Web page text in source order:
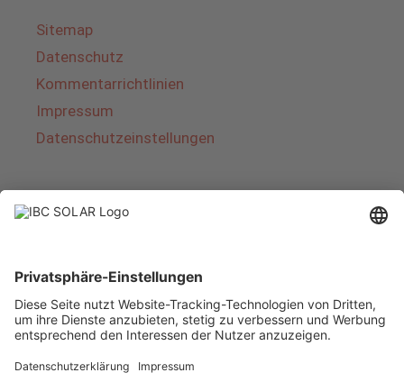
Sitemap
Datenschutz
Kommentarrichtlinien
Impressum
Datenschutzeinstellungen
Über IBC SOLAR
von Energielösungen und Dienstleistungen im
Bereich Photovoltaik und Speicher. Das
Unternehmen bietet Komplettsysteme an und
deckt das gesamte Spektrum von der Planung
bis zur schlüsselfertigen Übergabe von